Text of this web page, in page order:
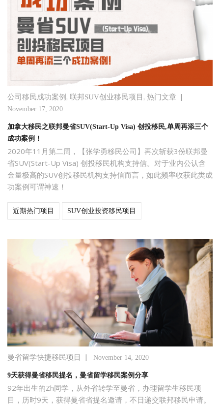
公司移民成功案例 , 联邦SUV创业移民项目 , 热门文章 |
November 17, 2020
加拿大移民之联邦曼省SUV(Start-Up Visa) 创投移民,单周再添三个
成功案例！
2020年11月第二周，【张学勇移民公司】再次斩获3份联邦曼
省SUV(Start-Up Visa) 创投移民机构支持信。对于业内公认含
金量极高的SUV创投移民机构支持信而言，如此频率收获此类成
功案例可谓神速！
近期热门项目 SUV创业投资移民项目
曼省留学快捷移民项目 | November 14, 2020
9天获得曼省移民提名，曼省留学移民案例分享
92年出生的Zh同学，从外省转学至曼省，办理留学生移民项
目，历时9天，获得曼省省提名邀请，不日递交联邦移民申请。